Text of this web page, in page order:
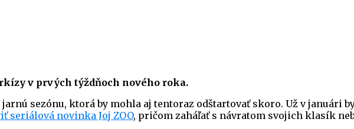
v prvých týždňoch nového roka.
sezónu, ktorá by mohla aj tentoraz odštartovať skoro. Už v januári
seriálová novinka Joj ZOO, pričom zaháľať s návratom svojich klasík